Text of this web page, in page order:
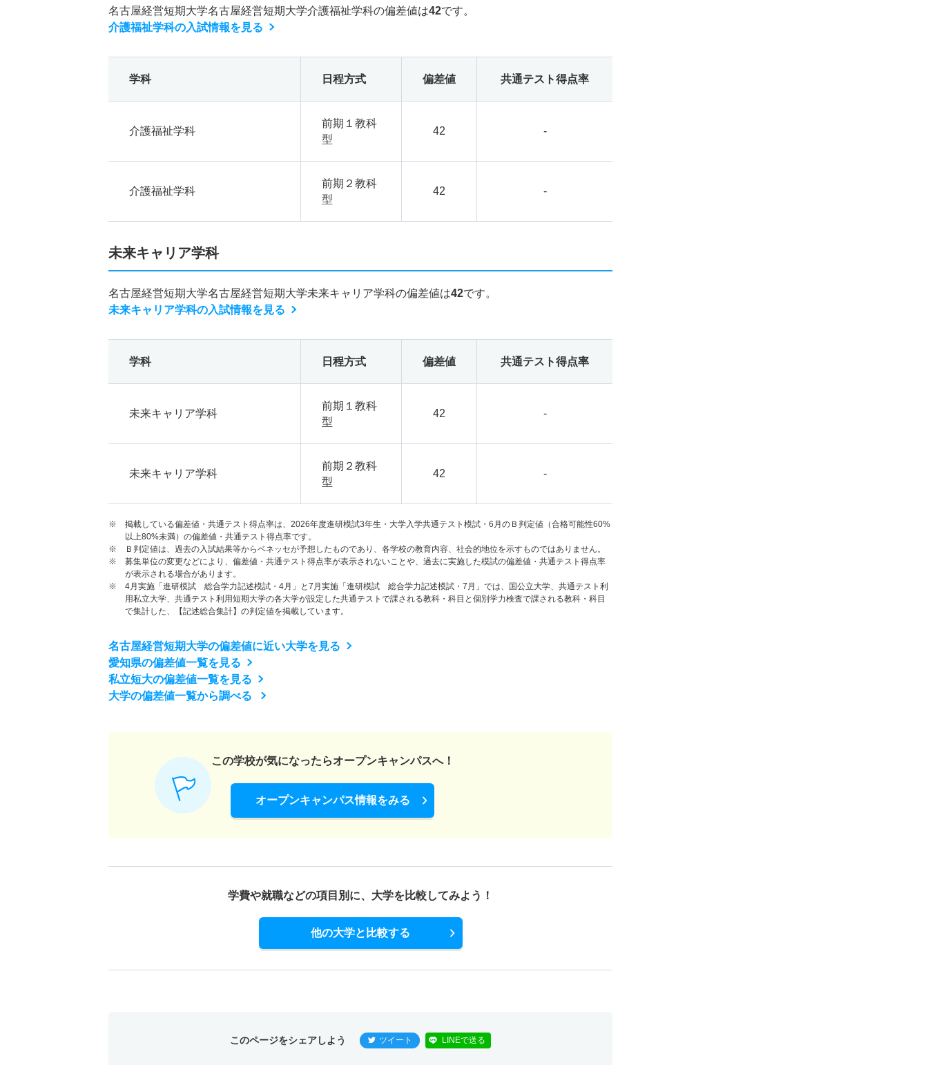
名古屋経営短期大学名古屋経営短期大学介護福祉学科の偏差値は42です。
介護福祉学科の入試情報を見る
学科 日程方式 偏差値 共通テスト得点率
介護福祉学科
前期１教科
型
42 -
介護福祉学科
前期２教科
型
42 -
未来キャリア学科
名古屋経営短期大学名古屋経営短期大学未来キャリア学科の偏差値は42です。
未来キャリア学科の入試情報を見る
学科 日程方式 偏差値 共通テスト得点率
未来キャリア学科
前期１教科
型
42 -
未来キャリア学科
前期２教科
型
42 -
※ 掲載している偏差値・共通テスト得点率は、2026年度進研模試3年生・大学入学共通テスト模試・6月のＢ判定値（合格可能性60%
以上80%未満）の偏差値・共通テスト得点率です。
※ Ｂ判定値は、過去の入試結果等からベネッセが予想したものであり、各学校の教育内容、社会的地位を示すものではありません。
※ 募集単位の変更などにより、偏差値・共通テスト得点率が表示されないことや、過去に実施した模試の偏差値・共通テスト得点率
が表示される場合があります。
※ 4月実施「進研模試 総合学力記述模試・4月」と7月実施「進研模試 総合学力記述模試・7月」では、国公立大学、共通テスト利
用私立大学、共通テスト利用短期大学の各大学が設定した共通テストで課される教科・科目と個別学力検査で課される教科・科目
で集計した、【記述総合集計】の判定値を掲載しています。
名古屋経営短期大学の偏差値に近い大学を見る
愛知県の偏差値一覧を見る
私立短大の偏差値一覧を見る
大学の偏差値一覧から調べる
この学校が気になったらオープンキャンパスへ！
オープンキャンパス情報をみる
学費や就職などの項目別に、 大学を比較してみよう！
他の大学と比較する
このページをシェアしよう ツイート LINEで送る